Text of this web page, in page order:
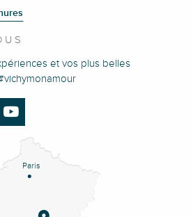
et vos plus belles
Paris